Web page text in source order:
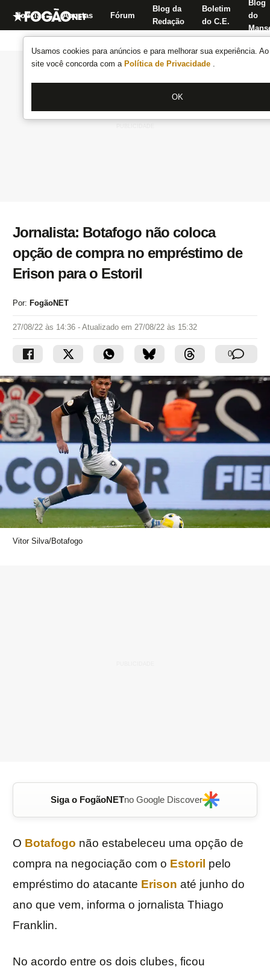
Usamos cookies para anúncios e para melhorar sua experiência.
site você concorda com a Política de Privacidade .
OK
Notícias Apostas Fórum
Blog da
Redação
Boletim
do C.E.
Blog
do
Jornalista: Botafogo não coloca
opção de compra no empréstimo de
Erison para o Estoril
Por: FogãoNET
27/08/22 às 14:36 - Atualizado em 27/08/22 às 15:32
0
Vitor Silva/Botafogo
Siga o FogãoNETno Google Discover
O Botafogo não estabeleceu uma opção de
compra na negociação com o Estoril pelo
empréstimo do atacante Erison até junho do
ano que vem, informa o jornalista Thiago
Franklin.
No acordo entre os dois clubes, ficou